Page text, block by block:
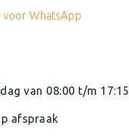
voor WhatsApp
van 08:00 t/m 17:15
afspraak